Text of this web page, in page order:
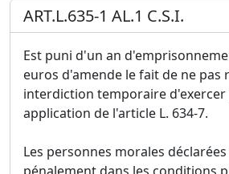
ART.L.635-1 AL.1 C.S.I.
Est puni d'un an
euros d'amende le fait de ne pas
interdiction temporaire d'exercer
application de l'article L. 634-7.
Les personnes morales